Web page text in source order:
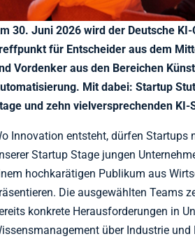
30. Juni 2026 wird der Deutsche
für Entscheider aus dem
Vordenker aus den Bereichen
Mit dabei: Startup
und zehn vielversprechenden
Innovation entsteht, dürfen Startups
Startup Stage jungen
hochkarätigen Publikum aus
Die ausgewählten Teams
konkrete Herausforderungen in
über Industrie und